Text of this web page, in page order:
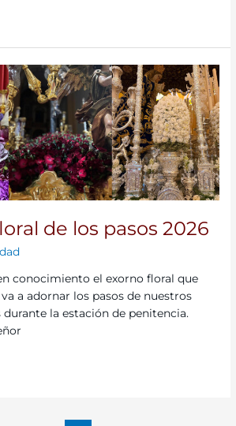
de los pasos 2026
conocimiento el exorno floral que
a adornar los pasos de nuestros
durante la estación de penitencia.